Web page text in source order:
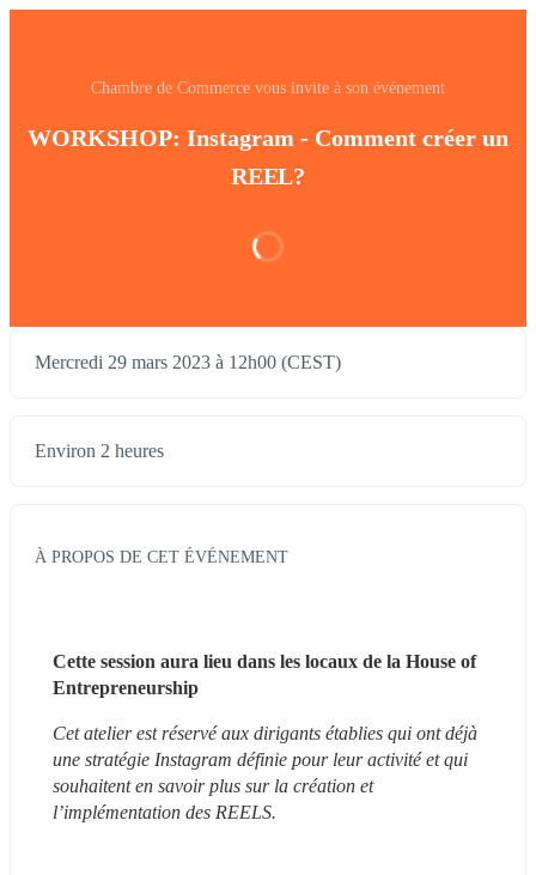
Chambre de Commerce vous invite à son événement
WORKSHOP: Instagram - Comment créer un
REEL?
Mercredi 29 mars 2023 à 12h00 (CEST)
Environ 2 heures
À PROPOS DE CET ÉVÉNEMENT
Cette session aura lieu dans les locaux de la House of
Entrepreneurship
Cet atelier est réservé aux dirigants établies qui ont déjà
une stratégie Instagram définie pour leur activité et qui
souhaitent en savoir plus sur la création et
l’implémentation des REELS.